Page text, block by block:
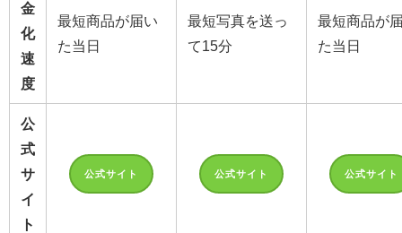
金
化
速
度
最短商品が届い
た当日
最短写真を送っ
て15分
最短商品が
た当日
公
式
サ
イ
ト
公式サイト 公式サイト 公式サイト